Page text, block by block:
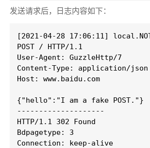
发送请求后，日志内容如下：
[2021-04-28 17:06:11]
POST / HTTP/1.1
User-Agent: GuzzleHttp/7
Content-Type: application/json
Host: www.baidu.com
{"hello":"I am a fake POST."}
--------------------
HTTP/1.1 302 Found
Bdpagetype: 3
Connection: keep-alive